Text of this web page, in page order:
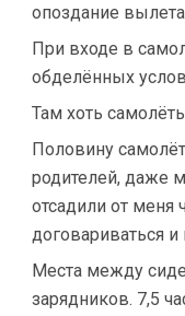
опоздание
При входе в
обделëнных
Там хоть
Половину
родителей, даже
отсадили от меня
договариваться
Места между
зарядников. 7,5